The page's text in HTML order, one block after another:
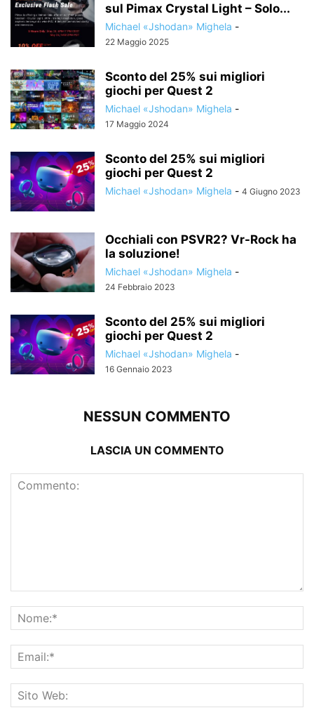
sul Pimax Crystal Light – Solo...
Michael «Jshodan» Mighela -
22 Maggio 2025
Sconto del 25% sui migliori
giochi per Quest 2
Michael «Jshodan» Mighela -
17 Maggio 2024
Sconto del 25% sui migliori
giochi per Quest 2
Michael «Jshodan» Mighela - 4 Giugno 2023
Occhiali con PSVR2? Vr-Rock ha
la soluzione!
Michael «Jshodan» Mighela -
24 Febbraio 2023
Sconto del 25% sui migliori
giochi per Quest 2
Michael «Jshodan» Mighela -
16 Gennaio 2023
NESSUN COMMENTO
LASCIA UN COMMENTO